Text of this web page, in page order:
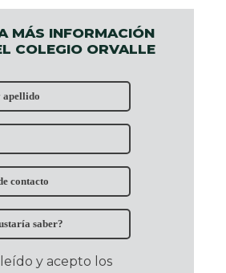
MÁS INFORMACIÓN
COLEGIO ORVALLE
y acepto los